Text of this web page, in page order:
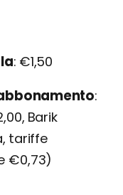
€1,50
Barik
tariffe
€0,73)